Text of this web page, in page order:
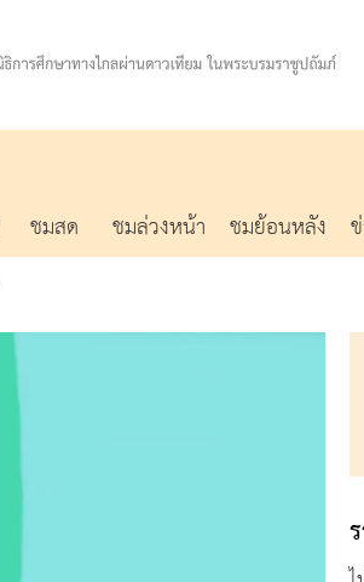
ชมสด ชมล่วงหน้า ชมย้อนหลัง